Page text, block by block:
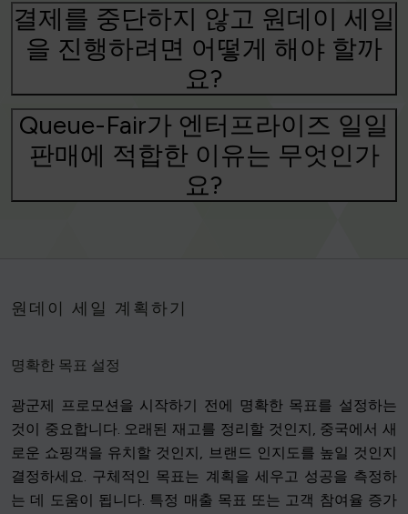
결제를 중단하지 않고 원데이 세일
을 진행하려면 어떻게 해야 할까
요?
Queue-Fair가 엔터프라이즈 일일
판매에 적합한 이유는 무엇인가
요?
원데이 세일 계획하기
명확한 목표 설정
광군제 프로모션을 시작하기 전에 명확한 목표를 설정하는
것이 중요합니다. 오래된 재고를 정리할 것인지, 중국에서 새
로운 쇼핑객을 유치할 것인지, 브랜드 인지도를 높일 것인지
결정하세요. 구체적인 목표는 계획을 세우고 성공을 측정하
는 데 도움이 됩니다. 특정 매출 목표 또는 고객 참여율 증가